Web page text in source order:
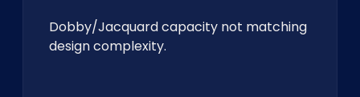
Dobby/Jacquard capacity not matching
design complexity.